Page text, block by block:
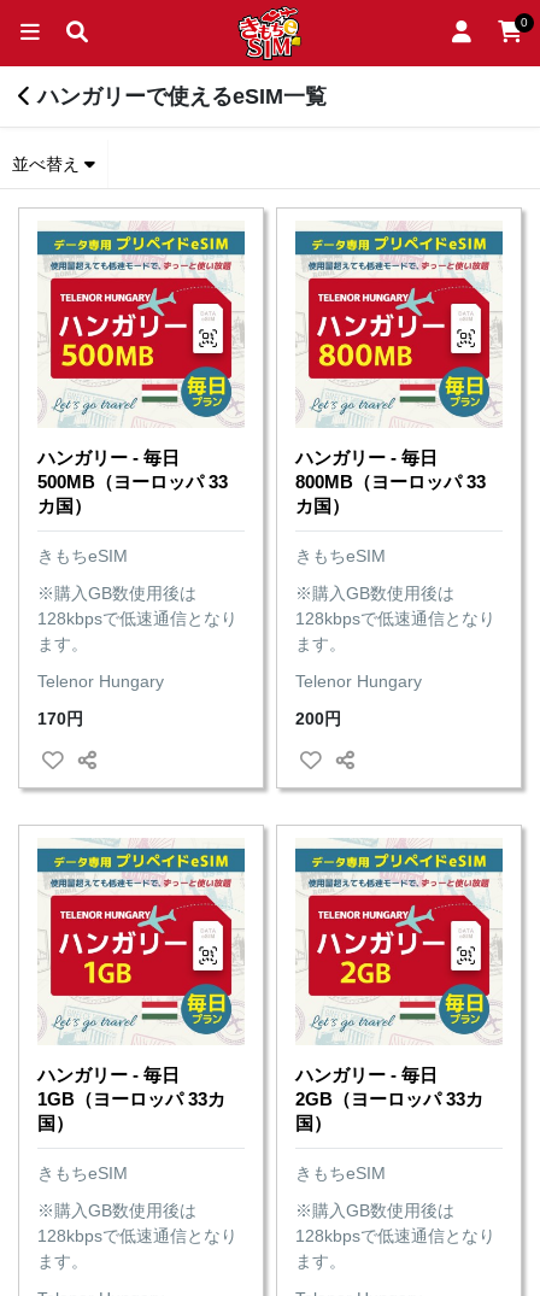
0
ハンガリーで使えるeSIM一覧
並べ替え
ハンガリー - 毎日
500MB（ヨーロッパ 33
カ国）
きもちeSIM
※購入GB数使用後は
128kbpsで低速通信となり
ます。
Telenor Hungary
170円
ハンガリー - 毎日
800MB（ヨーロッパ 33
カ国）
きもちeSIM
※購入GB数使用後は
128kbpsで低速通信となり
ます。
Telenor Hungary
200円
ハンガリー - 毎日
1GB（ヨーロッパ 33カ
国）
きもちeSIM
※購入GB数使用後は
128kbpsで低速通信となり
ます。
ハンガリー - 毎日
2GB（ヨーロッパ 33カ
国）
きもちeSIM
※購入GB数使用後は
128kbpsで低速通信となり
ます。